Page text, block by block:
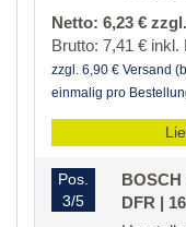
Netto: 6,23 €
Brutto: 7,41 € inkl.
zzgl. 6,90 € Versand
einmalig pro
Pos.
3/5
DFR |